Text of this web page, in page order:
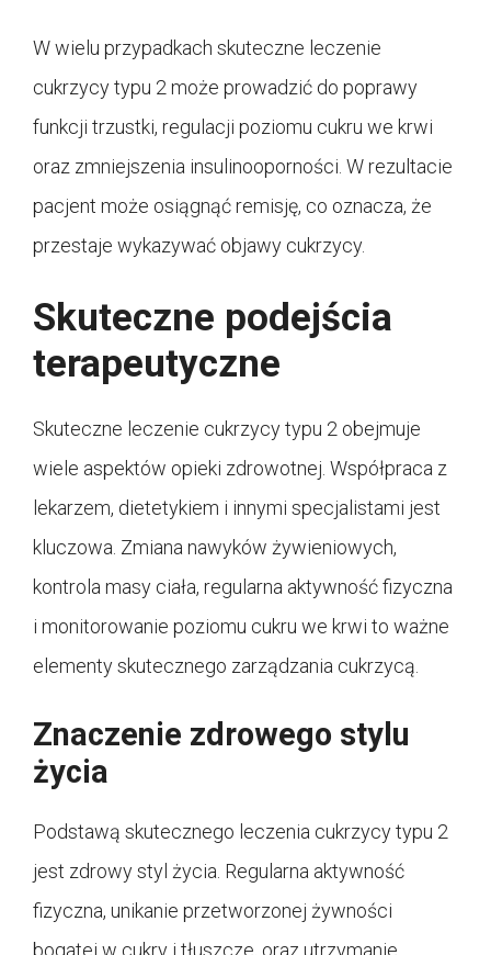
W wielu przypadkach skuteczne leczenie
cukrzycy typu 2 może prowadzić do poprawy
funkcji trzustki, regulacji poziomu cukru we krwi
oraz zmniejszenia insulinooporności. W rezultacie
pacjent może osiągnąć remisję, co oznacza, że ​​
przestaje wykazywać objawy cukrzycy.
Skuteczne podejścia
terapeutyczne
Skuteczne leczenie cukrzycy typu 2 obejmuje
wiele aspektów opieki zdrowotnej. Współpraca z
lekarzem, dietetykiem i innymi specjalistami jest
kluczowa. Zmiana nawyków żywieniowych,
kontrola masy ciała, regularna aktywność fizyczna
i monitorowanie poziomu cukru we krwi to ważne
elementy skutecznego zarządzania cukrzycą.
Znaczenie zdrowego stylu
życia
Podstawą skutecznego leczenia cukrzycy typu 2
jest zdrowy styl życia. Regularna aktywność
fizyczna, unikanie przetworzonej żywności
bogatej w cukry i tłuszcze, oraz utrzymanie